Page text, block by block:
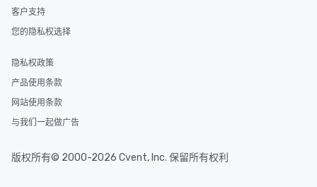
客户支持
您的隐私权选择
隐私权政策
产品使用条款
网站使用条款
与我们一起做广告
版权所有© 2000-2026 Cvent, Inc. 保留所有权利